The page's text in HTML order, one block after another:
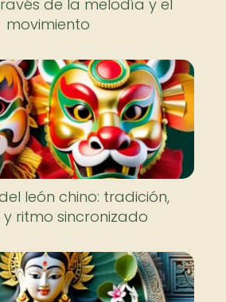
de la melodía y el
movimiento
león chino: tradición,
ritmo sincronizado